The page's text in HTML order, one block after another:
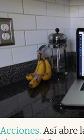
Acciones. Así abre